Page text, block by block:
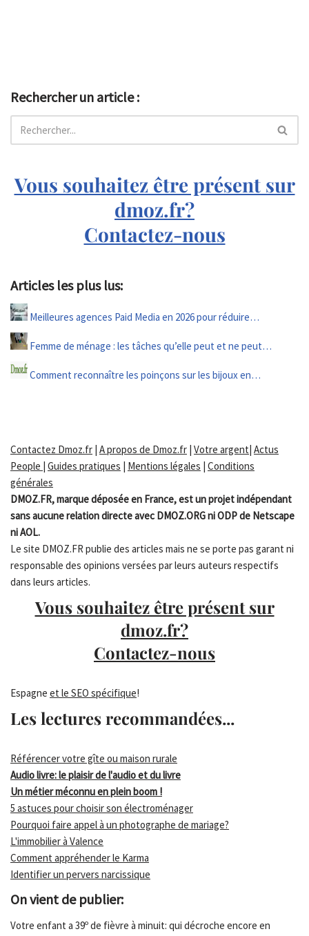
Rechercher un article :
Vous souhaitez être présent sur
dmoz.fr?
Contactez-nous
Articles les plus lus:
Meilleures agences Paid Media en 2026 pour réduire…
Femme de ménage : les tâches qu’elle peut et ne peut…
Comment reconnaître les poinçons sur les bijoux en…
Contactez Dmoz.fr | A propos de Dmoz.fr | Votre argent| Actus
People | Guides pratiques | Mentions légales | Conditions
générales
DMOZ.FR, marque déposée en France, est un projet indépendant
sans aucune relation directe avec DMOZ.ORG ni ODP de Netscape
ni AOL.
Le site DMOZ.FR publie des articles mais ne se porte pas garant ni
responsable des opinions versées par leurs auteurs respectifs
dans leurs articles.
Vous souhaitez être présent sur
dmoz.fr?
Contactez-nous
Espagne et le SEO spécifique!
Les lectures recommandées...
Référencer votre gîte ou maison rurale
Audio livre: le plaisir de l'audio et du livre
Un métier méconnu en plein boom !
5 astuces pour choisir son électroménager
Pourquoi faire appel à un photographe de mariage?
L'immobilier à Valence
Comment appréhender le Karma
Identifier un pervers narcissique
On vient de publier:
Votre enfant a 39º de fièvre à minuit: qui décroche encore en